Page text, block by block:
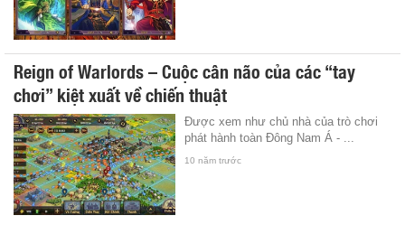
Reign of Warlords – Cuộc cân não của các “tay
chơi” kiệt xuất về chiến thuật
Được xem như chủ nhà của trò chơi
phát hành toàn Đông Nam Á - ...
10 năm trước